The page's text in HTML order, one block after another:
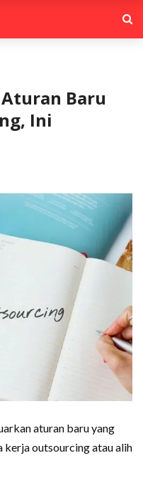
Baru
Ini
aturan baru yang
outsourcing atau alih